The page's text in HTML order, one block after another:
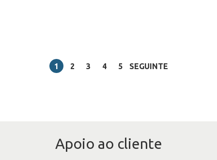
1 2 3 4 5 SEGUINTE
Apoio ao cliente